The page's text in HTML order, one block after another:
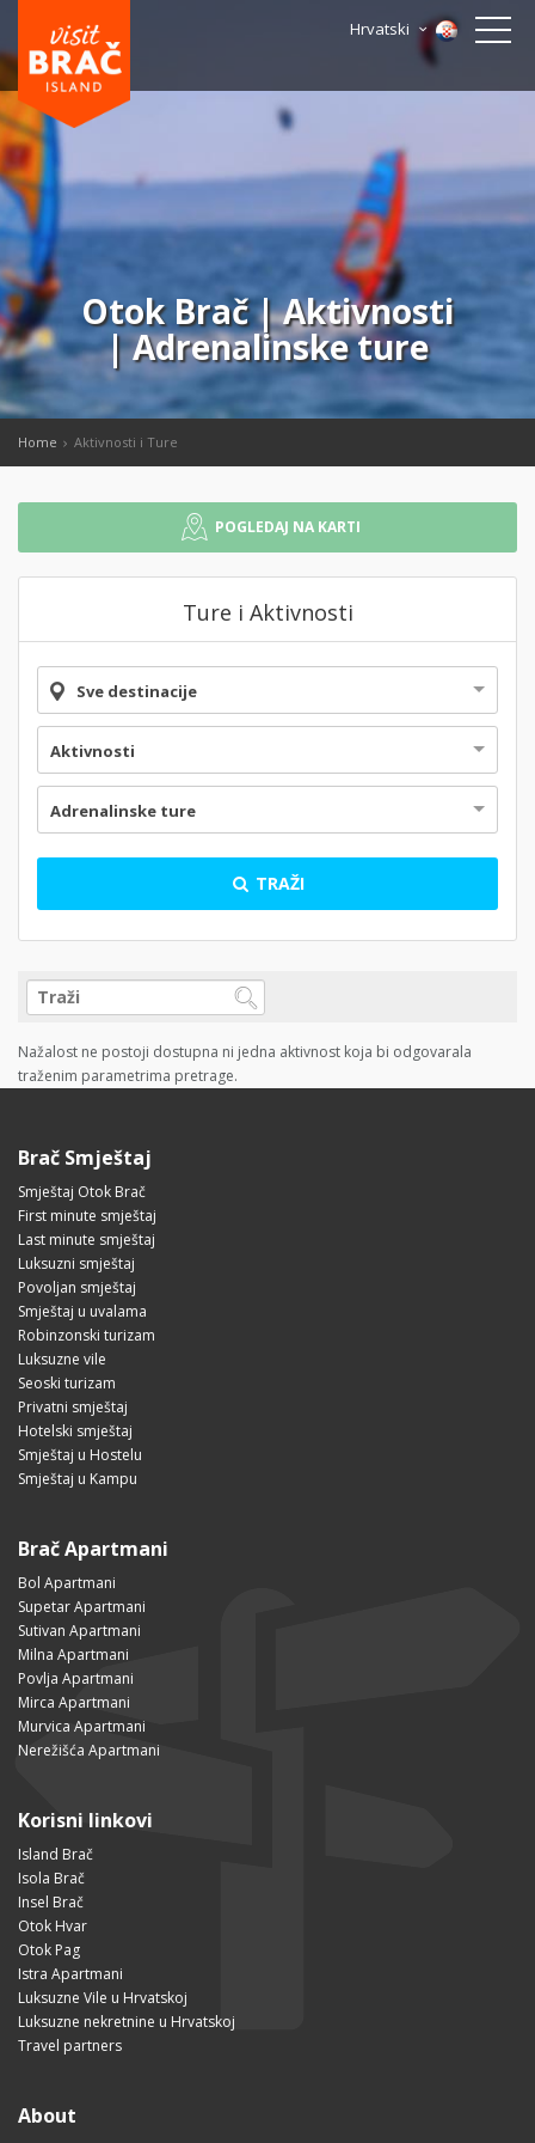
Hrvatski
Otok Brač | Aktivnosti
| Adrenalinske ture
Home Aktivnosti i Ture
POGLEDAJ NA KARTI
Ture i Aktivnosti
Sve destinacije
Aktivnosti
Adrenalinske ture
TRAŽI
Nažalost ne postoji dostupna ni jedna aktivnost koja bi odgovarala
traženim parametrima pretrage.
Brač Smještaj
Smještaj Otok Brač
First minute smještaj
Last minute smještaj
Luksuzni smještaj
Povoljan smještaj
Smještaj u uvalama
Robinzonski turizam
Luksuzne vile
Seoski turizam
Privatni smještaj
Hotelski smještaj
Smještaj u Hostelu
Smještaj u Kampu
Brač Apartmani
Bol Apartmani
Supetar Apartmani
Sutivan Apartmani
Milna Apartmani
Povlja Apartmani
Mirca Apartmani
Murvica Apartmani
Nerežišća Apartmani
Korisni linkovi
Island Brač
Isola Brač
Insel Brač
Otok Hvar
Otok Pag
Istra Apartmani
Luksuzne Vile u Hrvatskoj
Luksuzne nekretnine u Hrvatskoj
Travel partners
About